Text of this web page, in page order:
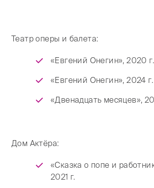
Театр оперы и балета:
«Евгений Онегин», 2020 г.
«Евгений Онегин», 2024 г.
«Двенадцать месяцев»,
Дом Актёра:
«Сказка о попе и
2021 г.